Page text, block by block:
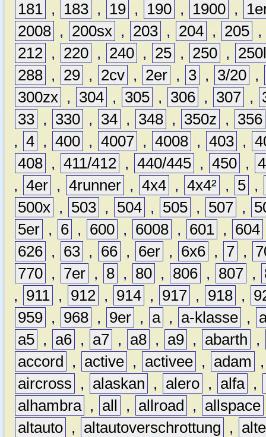
181 , 183 , 19 , 190 , 1900 ,
2008 , 200sx , 203 , 204 , 205 ,
212 , 220 , 240 , 25 , 250 ,
288 , 29 , 2cv , 2er , 3 , 3/20 ,
300zx , 304 , 305 , 306 , 307 ,
33 , 330 , 34 , 348 , 350z ,
356
, 4 , 400 , 4007 , 4008 , 403 ,
408 , 411/412 , 440/445 , 450 ,
, 4er , 4runner , 4x4 , 4x4² , 5 ,
500x , 503 , 504 , 505 , 507 ,
5er , 6 , 600 , 6008 , 601 , 604
626 , 63 , 66 , 6er , 6x6 , 7 ,
770 , 7er , 8 , 80 , 806 , 807 ,
,
911 , 912 , 914 , 917 , 918 ,
959 , 968 , 9er , a , a-klasse ,
a5 , a6 , a7 , a8 , a9 , abarth
,
accord
, active , activee , adam
aircross
, alaskan , alero , alfa ,
alhambra , all , allroad , allspace
altauto , altautoverschrottung ,